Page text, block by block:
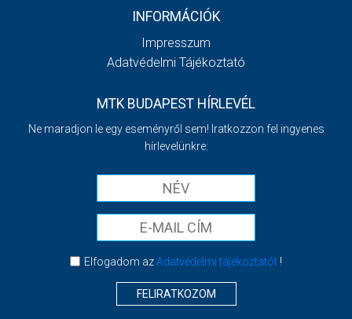
INFORMÁCIÓK
Impresszum
Adatvédelmi Tájékoztató
MTK BUDAPEST HÍRLEVÉL
Ne maradjon le egy eseményről sem! Iratkozzon fel ingyenes
hírlevelünkre:
Elfogadom azAdatvédelmi tájékoztatót!
FELIRATKOZOM